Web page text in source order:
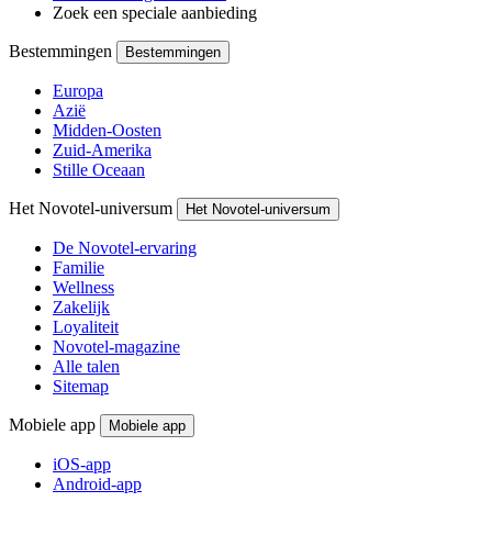
Uw exclusieve aanbiedingen
Hulp nodig?
Hulp nodig?
Mijn boekingen
Veelgestelde vragen
Bezoeken Bezoeken
Zoek een hotel
Zoek een restaurant
Zoek een vergaderruimte
Zoek een speciale aanbieding
Bestemmingen Bestemmingen